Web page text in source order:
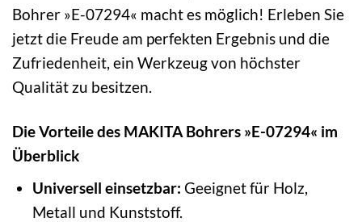
Bohrer »E-07294« macht es möglich! Erleben Sie
jetzt die Freude am perfekten Ergebnis und die
Zufriedenheit, ein Werkzeug von höchster
Qualität zu besitzen.
Die Vorteile des MAKITA Bohrers »E-07294« im
Überblick
Universell einsetzbar: Geeignet für Holz,
Metall und Kunststoff.